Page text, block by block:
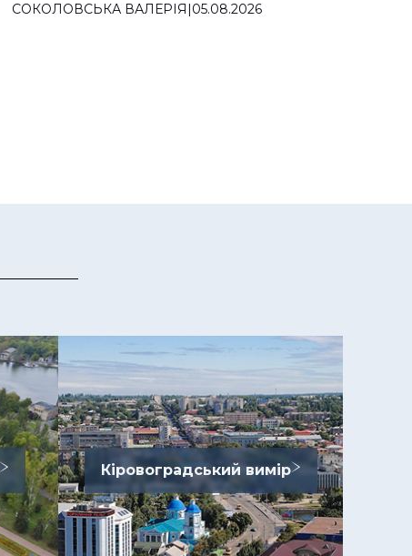
СОКОЛОВСЬКА ВАЛЕРІЯ|05.08.2026
Кіровоградський вимір